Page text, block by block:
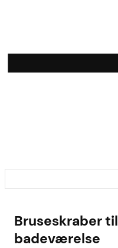
Bruseskraber
badeværelse